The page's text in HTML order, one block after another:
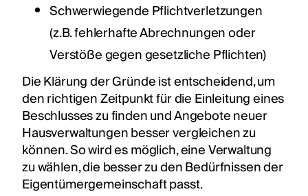
Schwerwiegende Pflichtverletzungen
(z.B. fehlerhafte Abrechnungen oder
Verstöße gegen gesetzliche Pflichten)
Die Klärung der Gründe ist entscheidend, um
den richtigen Zeitpunkt für die Einleitung eines
Beschlusses zu finden und Angebote neuer
Hausverwaltungen besser vergleichen zu
können. So wird es möglich, eine Verwaltung
zu wählen, die besser zu den Bedürfnissen der
Eigentümergemeinschaft passt.